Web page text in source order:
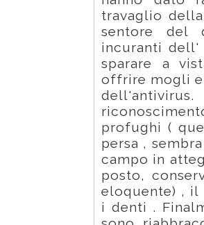
travaglio
sentore del
incuranti dell'
sparare a
offrire mogli
profughi (
persa ,
campo in
posto,
eloquente) , il
i denti .